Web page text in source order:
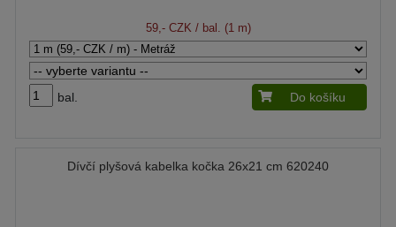
59,- CZK / bal. (1 m)
bal. Do košíku
Dívčí plyšová kabelka kočka 26x21 cm 620240